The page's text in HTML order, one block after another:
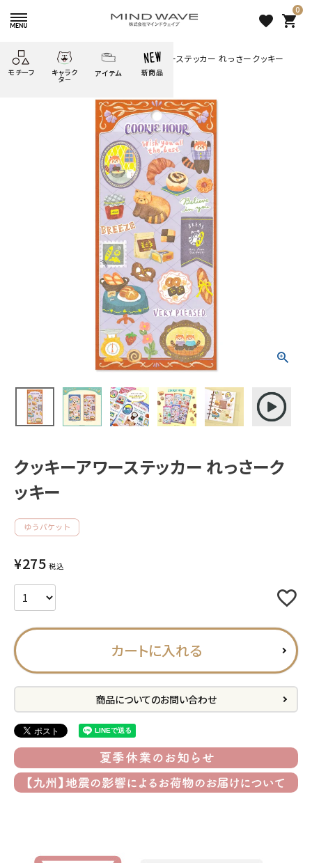
favorite
0
shopping_cart
モチーフ
どうぶつ
キャラク
タ－
しばんばん
ごろごろ
にゃんすけ
ぴよこ豆
うさぎの
ムーちゃん
だっとちゃん ばいばいべあ
ようこそ
かわうそ
ゆるあにまる
ツンダちゃん ウサコレフレンズ
一期一会 その他
アイテム
シール
ふせん
文具小物
雑貨
新商品
絞り込み検索
クッキーアワーステッカー れっ
人気商品から探す
モチーフから探す
キャラクターから探す
アイテムから探す
INFORMATION
お知らせ
ご利用ガイド
プライバシーポリシー
特定商取引法について
ACCOUNT MENU
ようこそ ゲスト 様
meeting_room ログイン person 会員登録
HOME すべての商品 クッキーアワーステッカー れっさークッキー
クッキーアワーステッカー れっさーク
ッキー
¥275 税込
カートに入れる
商品についてのお問い合わせ